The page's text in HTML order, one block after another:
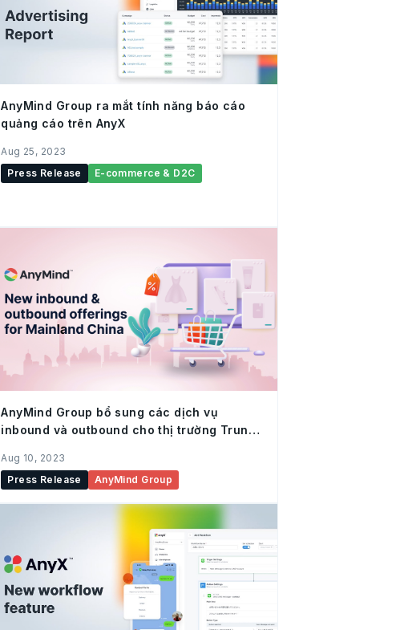
AnyMind Group ra mắt tính năng báo cáo
quảng cáo trên AnyX
Aug 25, 2023
Press Release
E-commerce & D2C
AnyMind Group bổ sung các dịch vụ
inbound và outbound cho thị trường Trung
Aug 10, 2023
Press Release
AnyMind Group